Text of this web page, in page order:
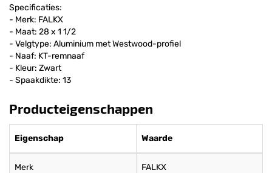
Specificaties:
- Merk: FALKX
- Maat: 28 x 1 1/2
- Velgtype: Aluminium met Westwood-profiel
- Naaf: KT-remnaaf
- Kleur: Zwart
- Spaakdikte: 13
Producteigenschappen
Eigenschap Waarde
Merk FALKX